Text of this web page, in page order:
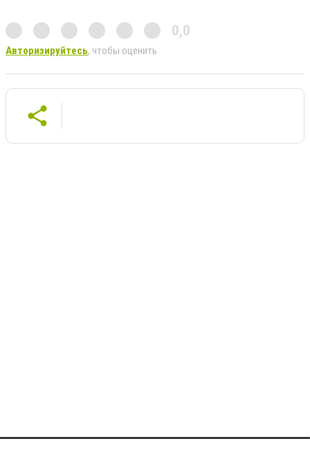
0,0
Авторизируйтесь, чтобы оценить